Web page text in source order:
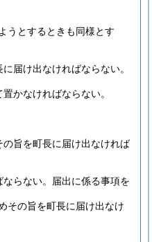
うとするときも同様とす
届け出なければならない。
かなければならない。
旨を町長に届け出なければ
らない。
届出に係る事項を
その旨を町長に届け出なけ